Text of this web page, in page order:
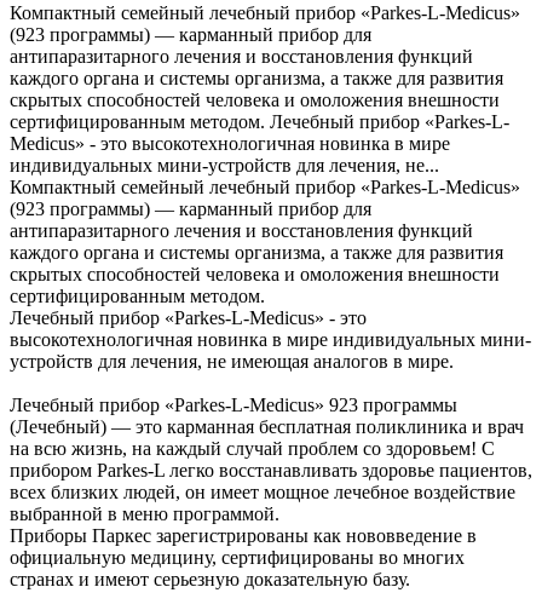
Компактный семейный лечебный прибор «Parkes-L-Medicus»
(923 программы) — карманный прибор для
антипаразитарного лечения и восстановления функций
каждого органа и системы организма, а также для развития
скрытых способностей человека и омоложения внешности
сертифицированным методом. Лечебный прибор «Parkes-L-
Medicus» - это высокотехнологичная новинка в мире
индивидуальных мини-устройств для лечения, не...
Компактный семейный лечебный прибор «Parkes-L-Medicus»
(923 программы) — карманный прибор для
антипаразитарного лечения и восстановления функций
каждого органа и системы организма, а также для развития
скрытых способностей человека и омоложения внешности
сертифицированным методом.
Лечебный прибор «Parkes-L-Medicus» - это
высокотехнологичная новинка в мире индивидуальных мини-
устройств для лечения, не имеющая аналогов в мире.
Лечебный прибор «Parkes-L-Medicus» 923 программы
(Лечебный) — это карманная бесплатная поликлиника и врач
на всю жизнь, на каждый случай проблем со здоровьем! С
прибором Parkes-L легко восстанавливать здоровье пациентов,
всех близких людей, он имеет мощное лечебное воздействие
выбранной в меню программой.
Приборы Паркес зарегистрированы как нововведение в
официальную медицину, сертифицированы во многих
странах и имеют серьезную доказательную базу.